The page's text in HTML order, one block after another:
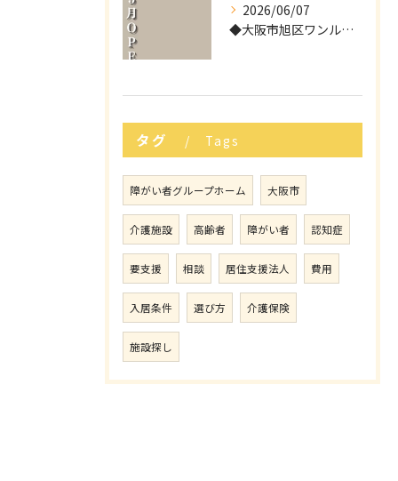
2026/06/07
◆大阪市旭区ワンルームタイプ障がい者グループホーム情報◆
タグ Tags
障がい者グループホーム 大阪市
介護施設 高齢者 障がい者 認知症
要支援 相談 居住支援法人 費用
入居条件 選び方 介護保険
施設探し